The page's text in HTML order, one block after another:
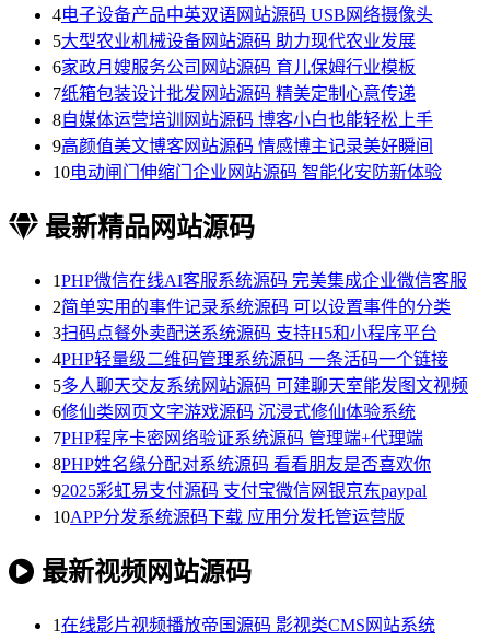
4电子设备产品中英双语网站源码 USB网络摄像头
5大型农业机械设备网站源码 助力现代农业发展
6家政月嫂服务公司网站源码 育儿保姆行业模板
7纸箱包装设计批发网站源码 精美定制心意传递
8自媒体运营培训网站源码 博客小白也能轻松上手
9高颜值美文博客网站源码 情感博主记录美好瞬间
10电动闸门伸缩门企业网站源码 智能化安防新体验
最新精品网站源码
1PHP微信在线AI客服系统源码 完美集成企业微信客服
2简单实用的事件记录系统源码 可以设置事件的分类
3扫码点餐外卖配送系统源码 支持H5和小程序平台
4PHP轻量级二维码管理系统源码 一条活码一个链接
5多人聊天交友系统网站源码 可建聊天室能发图文视频
6修仙类网页文字游戏源码 沉浸式修仙体验系统
7PHP程序卡密网络验证系统源码 管理端+代理端
8PHP姓名缘分配对系统源码 看看朋友是否喜欢你
92025彩虹易支付源码 支付宝微信网银京东paypal
10APP分发系统源码下载 应用分发托管运营版
最新视频网站源码
1在线影片视频播放帝国源码 影视类CMS网站系统